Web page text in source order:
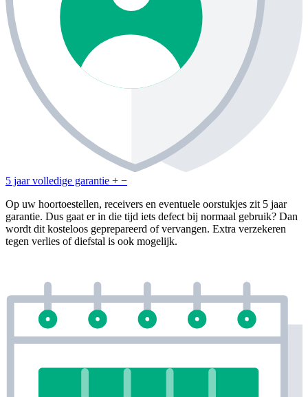
5 jaar volledige garantie + −
Op uw hoortoestellen, receivers en eventuele oorstukjes zit 5 jaar
garantie. Dus gaat er in die tijd iets defect bij normaal gebruik? Dan
wordt dit kosteloos geprepareerd of vervangen. Extra verzekeren
tegen verlies of diefstal is ook mogelijk.